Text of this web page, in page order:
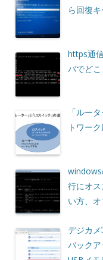
ら回復
https通
バでど
「ルー
トワー
windows
行にオ
い方、
デジカ
バック